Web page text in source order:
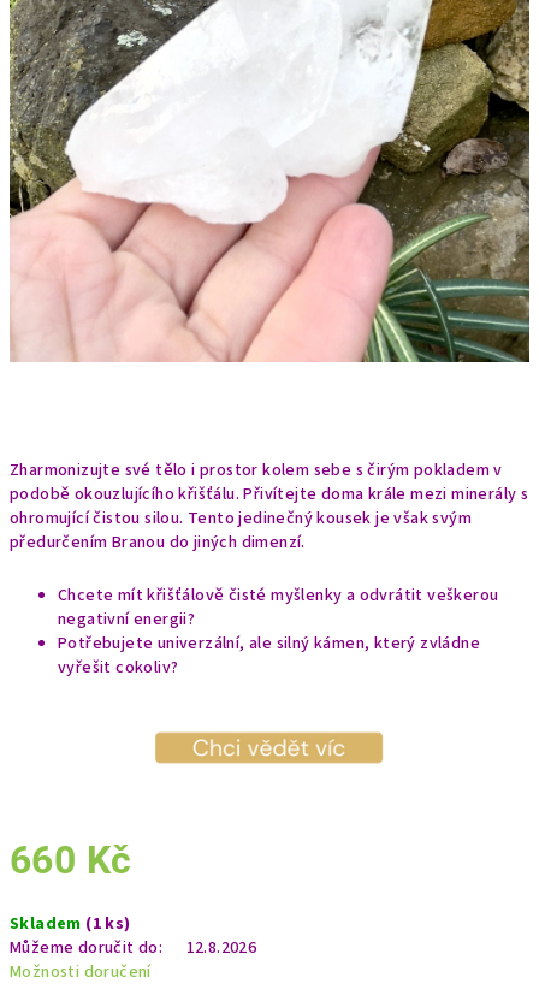
Zharmonizujte své tělo i prostor kolem sebe s čirým pokladem v
podobě okouzlujícího křišťálu. Přivítejte doma krále mezi minerály s
ohromující čistou silou. Tento jedinečný kousek je však svým
předurčením Branou do jiných dimenzí.
Chcete mít křišťálově čisté myšlenky a odvrátit veškerou
negativní energii?
Potřebujete univerzální, ale silný kámen, který zvládne
vyřešit cokoliv?
660 Kč
cena:
Skladem (1 ks)
Můžeme doručit do:
12.8.2026
Možnosti doručení